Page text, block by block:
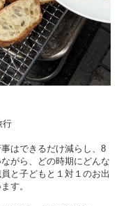
はできるだけ減らし、8
がら、どの時期にどんな
と子どもと１対１のお出
す。